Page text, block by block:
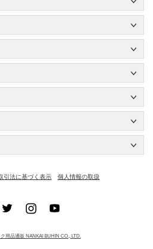
引法に基づく表示 個人情報の取扱
用品通販 NANKAI BUHIN CO., LTD.